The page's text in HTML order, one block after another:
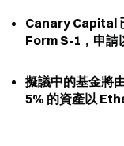
Canary Capital
Form S-1，申請
擬議中的基金將
5% 的資產以